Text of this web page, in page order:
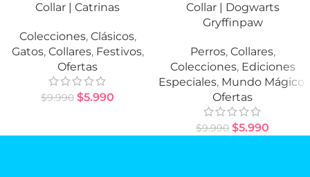
Collar | Catrinas
Colecciones, Clásicos,
Gatos, Collares, Festivos,
Ofertas
$9.990 $5.990
Collar | Dogwarts
Gryffinpaw
Perros, Collares,
Colecciones, Ediciones
Especiales, Mundo Mágico
Ofertas
$9.990 $5.990